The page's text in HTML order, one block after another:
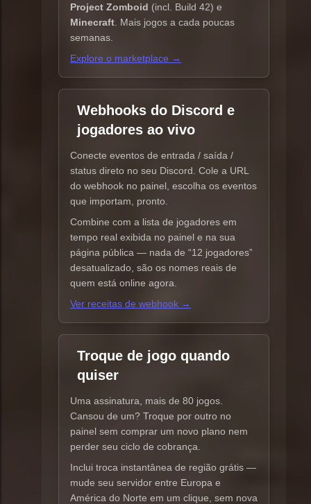
Project Zomboid (incl. Build 42) e
Minecraft . Mais jogos a cada poucas
semanas.
Explore o marketplace →
Webhooks do Discord e
jogadores ao vivo
Conecte eventos de entrada / saída /
status direto no seu Discord. Cole a URL
do webhook no painel, escolha os eventos
que importam, pronto.
Combine com a lista de jogadores em
tempo real exibida no painel e na sua
página pública — nada de “12 jogadores”
desatualizado, são os nomes reais de
quem está online agora.
Ver receitas de webhook →
Troque de jogo quando
quiser
Uma assinatura, mais de 80 jogos.
Cansou de um? Troque por outro no
painel sem comprar um novo plano nem
perder seu ciclo de cobrança.
Inclui troca instantânea de região grátis —
mude seu servidor entre Europa e
América do Norte em um clique, sem nova